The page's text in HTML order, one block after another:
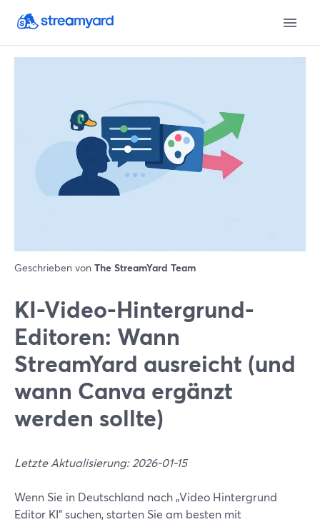
Geschrieben von The StreamYard Team
KI-Video-Hintergrund-
Editoren: Wann
StreamYard ausreicht (und
wann Canva ergänzt
werden sollte)
Letzte Aktualisierung: 2026-01-15
Wenn Sie in Deutschland nach „Video Hintergrund
Editor KI“ suchen, starten Sie am besten mit